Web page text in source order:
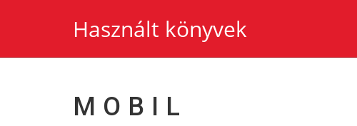
Használt könyvek
MOBIL